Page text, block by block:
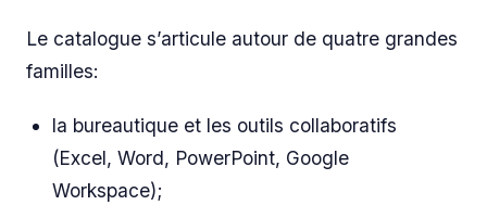
Le catalogue s’articule autour de quatre grandes
familles:
la bureautique et les outils collaboratifs
(Excel, Word, PowerPoint, Google
Workspace);